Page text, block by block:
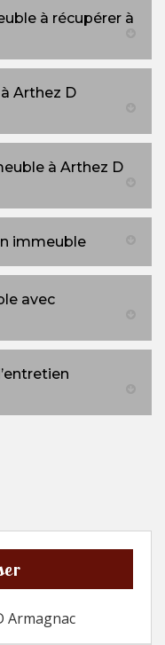
à récupérer à
Arthez D
à Arthez D
immeuble
avec
Armagnac